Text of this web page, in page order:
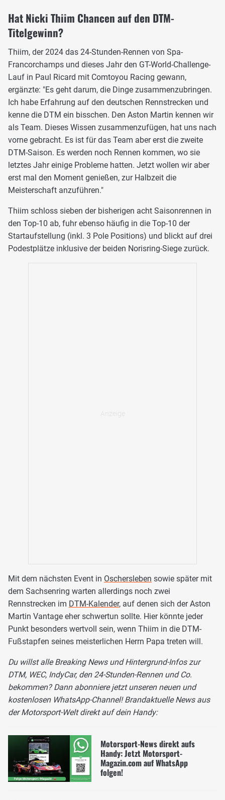
Hat Nicki Thiim Chancen auf den DTM-
Titelgewinn?
Thiim, der 2024 das 24-Stunden-Rennen von Spa-
Francorchamps und dieses Jahr den GT-World-Challenge-
Lauf in Paul Ricard mit Comtoyou Racing gewann,
ergänzte: "Es geht darum, die Dinge zusammenzubringen.
Ich habe Erfahrung auf den deutschen Rennstrecken und
kenne die DTM ein bisschen. Den Aston Martin kennen wir
als Team. Dieses Wissen zusammenzufügen, hat uns nach
vorne gebracht. Es ist für das Team aber erst die zweite
DTM-Saison. Es werden noch Rennen kommen, wo sie
letztes Jahr einige Probleme hatten. Jetzt wollen wir aber
erst mal den Moment genießen, zur Halbzeit die
Meisterschaft anzuführen."
Thiim schloss sieben der bisherigen acht Saisonrennen in
den Top-10 ab, fuhr ebenso häufig in die Top-10 der
Startaufstellung (inkl. 3 Pole Positions) und blickt auf drei
Podestplätze inklusive der beiden Norisring-Siege zurück.
Mit dem nächsten Event in Oschersleben sowie später mit
dem Sachsenring warten allerdings noch zwei
Rennstrecken im DTM-Kalender, auf denen sich der Aston
Martin Vantage eher schwertun sollte. Hier könnte jeder
Punkt besonders wertvoll sein, wenn Thiim in die DTM-
Fußstapfen seines meisterlichen Herrn Papa treten will.
Du willst alle Breaking News und Hintergrund-Infos zur
DTM, WEC, IndyCar, den 24-Stunden-Rennen und Co.
bekommen? Dann abonniere jetzt unseren neuen und
kostenlosen WhatsApp-Channel! Brandaktuelle News aus
der Motorsport-Welt direkt auf dein Handy:
Motorsport-News direkt aufs
Handy: Jetzt Motorsport-
Magazin.com auf WhatsApp
folgen!